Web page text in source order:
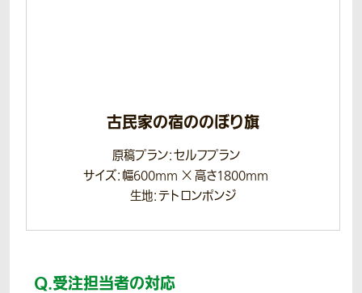
古民家の宿ののぼり旗
原稿プラン：セルフプラン
サイズ：幅600mm × 高さ1800mm
生地：テトロンポンジ
Q.受注担当者の対応